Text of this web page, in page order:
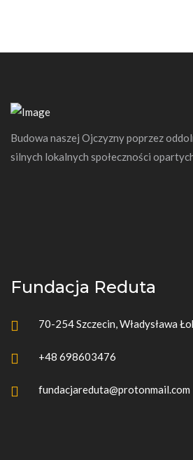
Budowa naszej Ojczyzny poprzez
silnych lokalnych społeczności
Fundacja Reduta
70-254 Szczecin, Władysława
+48 698603476
fundacjareduta@protonmail.com